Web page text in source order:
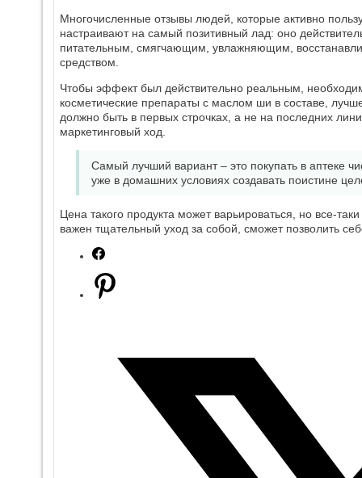
Многочисленные отзывы людей, которые активно
настраивают на самый позитивный лад: оно
питательным, смягчающим, увлажняющим,
средством.
Чтобы эффект был действительно реальным,
косметические препараты с маслом ши в составе,
должно быть в первых строчках, а не на последних
маркетинговый ход.
Самый лучший вариант – это покупать в аптеке
уже в домашних условиях создавать поистине
Цена такого продукта может варьироваться, но все-
важен тщательный уход за собой, сможет позволить